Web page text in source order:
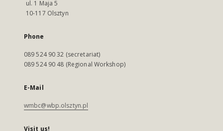
ul. 1 Maja 5
10-117 Olsztyn
Phone
089 524 90 32 (secretariat)
089 524 90 48 (Regional Workshop)
E-Mail
wmbc@wbp.olsztyn.pl
Visit us!